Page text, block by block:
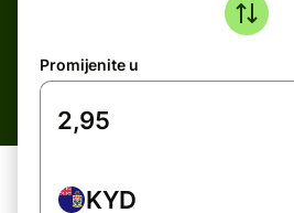
Promijenite u
KYD